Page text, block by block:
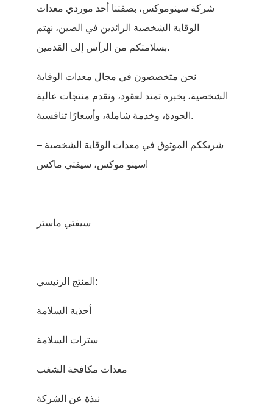
شركة سينوموكس، بصفتنا أحد موردي معدات
الوقاية الشخصية الرائدين في الصين، نهتم
بسلامتكم من الرأس إلى القدمين.
نحن متخصصون في مجال معدات الوقاية
الشخصية، بخبرة تمتد لعقود، ونقدم منتجات عالية
الجودة، وخدمة شاملة، وأسعارًا تنافسية.
شريككم الموثوق في معدات الوقاية الشخصية –
سينو موكس، سيفتي ماكس!
سيفتي ماستر
المنتج الرئيسي:
أحذية السلامة
سترات السلامة
معدات مكافحة الشغب
نبذة عن الشركة